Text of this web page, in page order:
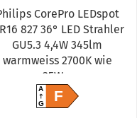
CorePro LEDspot
827 36° LED Strahler
GU5.3 4,4W 345lm
warmweiss 2700K wie
35W...
A
GF